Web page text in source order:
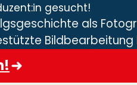
gesucht!
als
Bildbearbeitung